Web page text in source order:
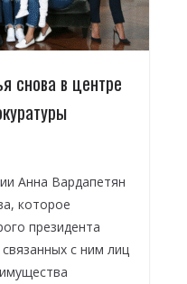
снова в центре
Анна Вардапетян
которое
президента
с ним лиц